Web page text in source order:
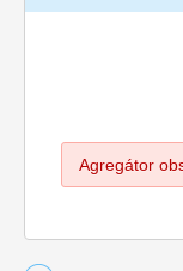
Agregátor